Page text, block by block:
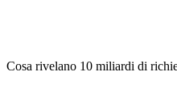
Cosa rivelano 10 miliardi di